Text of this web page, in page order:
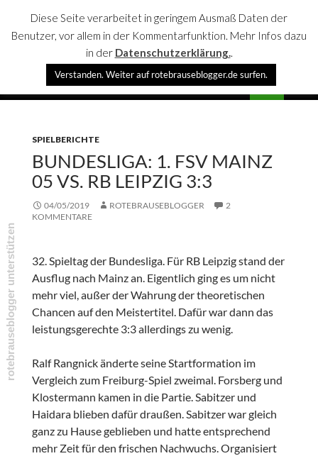
rotebrauseblogger
SPRINGE
SPIELBERICHTE
BUNDESLIGA: 1. FSV MAINZ
05 VS. RB LEIPZIG 3:3
04/05/2019 ROTEBRAUSEBLOGGER
2
KOMMENTARE
32. Spieltag der Bundesliga. Für RB Leipzig stand der
Ausflug nach Mainz an. Eigentlich ging es um nicht
mehr viel, außer der Wahrung der theoretischen
Chancen auf den Meistertitel. Dafür war dann das
leistungsgerechte 3:3 allerdings zu wenig.
Ralf Rangnick änderte seine Startformation im
Vergleich zum Freiburg-Spiel zweimal. Forsberg und
Klostermann kamen in die Partie. Sabitzer und
Haidara blieben dafür draußen. Sabitzer war gleich
ganz zu Hause geblieben und hatte entsprechend
mehr Zeit für den frischen Nachwuchs. Organisiert
Diese Seite verarbeitet in geringem Ausmaß Daten der
Benutzer, vor allem in der Kommentarfunktion. Mehr Infos dazu
in der Datenschutzerklärung..
Verstanden. Weiter auf rotebrauseblogger.de surfen.
rotebrauseblogger unterstützen